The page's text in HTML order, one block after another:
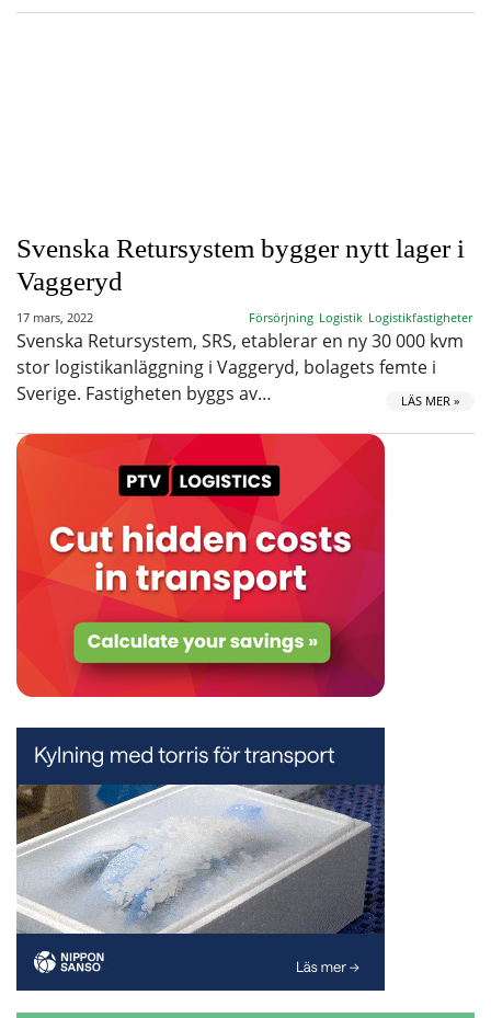
Svenska Retursystem bygger nytt lager i
Vaggeryd
17 mars, 2022 Försörjning Logistik Logistikfastigheter
Svenska Retursystem, SRS, etablerar en ny 30 000 kvm
stor logistikanläggning i Vaggeryd, bolagets femte i
Sverige. Fastigheten byggs av…
LÄS MER »